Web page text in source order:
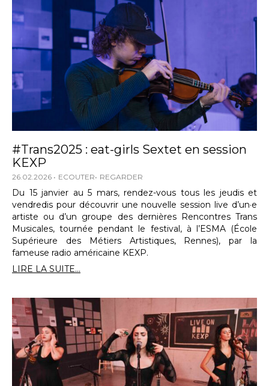
#Trans2025 : eat-girls Sextet en session
KEXP
26.02.2026 ECOUTER REGARDER
Du 15 janvier au 5 mars, rendez-vous tous les jeudis et
vendredis pour découvrir une nouvelle session live d’un·e
artiste ou d’un groupe des dernières Rencontres Trans
Musicales, tournée pendant le festival, à l’ESMA (École
Supérieure des Métiers Artistiques, Rennes), par la
fameuse radio américaine KEXP.
LIRE LA SUITE...